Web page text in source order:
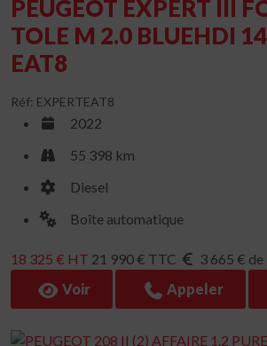
PEUGEOT EXPERT III
TOLE M 2.0 BLUEHDI
EAT8
Réf: EXPERTEAT8
2022
55 398 km
Diesel
Boîte automatique
18 325 € HT 21 990 € TTC
3 665 €
Voir
Appeler